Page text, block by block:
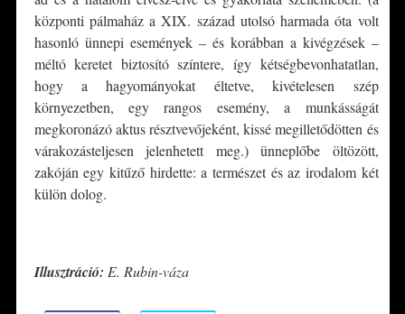
központi pálmaház a XIX. század utolsó harmada óta volt
hasonló ünnepi események – és korábban a kivégzések –
méltó keretet biztosító színtere, így kétségbevonhatatlan,
hogy a hagyományokat éltetve, kivételesen szép
környezetben, egy rangos esemény, a munkásságát
megkoronázó aktus résztvevőjeként, kissé megilletődötten és
várakozásteljesen jelenhetett meg.) ünneplőbe öltözött,
zakóján egy kitűző hirdette: a természet és az irodalom két
külön dolog.
Illusztráció: E. Rubin-váza